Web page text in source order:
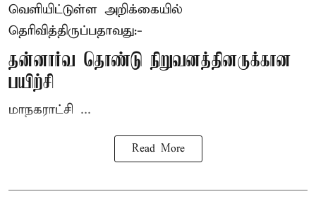
வெளியிட்டுள்ள அறிக்கையில்
தெரிவித்திருப்பதாவது:-
தன்னார்வ தொண்டு நிறுவனத்தினருக்கான
பயிற்சி
மாநகராட்சி ...
Read More